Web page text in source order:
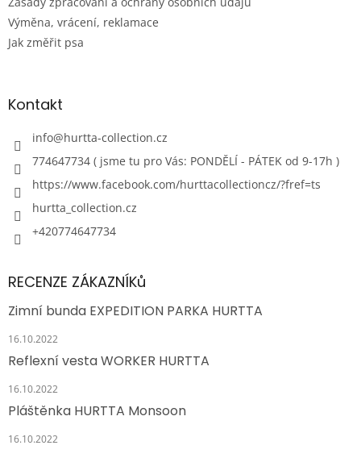
Výměna, vrácení, reklamace
Jak změřit psa
Kontakt
info@hurtta-collection.cz
774647734 ( jsme tu pro Vás: PONDĚLÍ - PÁTEK od 9-17h )
https://www.facebook.com/hurttacollectioncz/?fref=ts
hurtta_collection.cz
+420774647734
RECENZE ZÁKAZNÍKů
Zimní bunda EXPEDITION PARKA HURTTA
16.10.2022
Reflexní vesta WORKER HURTTA
16.10.2022
Pláštěnka HURTTA Monsoon
16.10.2022